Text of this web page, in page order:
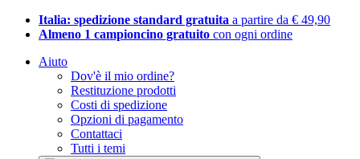
Italia: spedizione standard gratuita a partire da € 49,90
Almeno 1 campioncino gratuito con ogni ordine
Aiuto
Dov'è il mio ordine?
Restituzione prodotti
Costi di spedizione
Opzioni di pagamento
Contattaci
Tutti i temi